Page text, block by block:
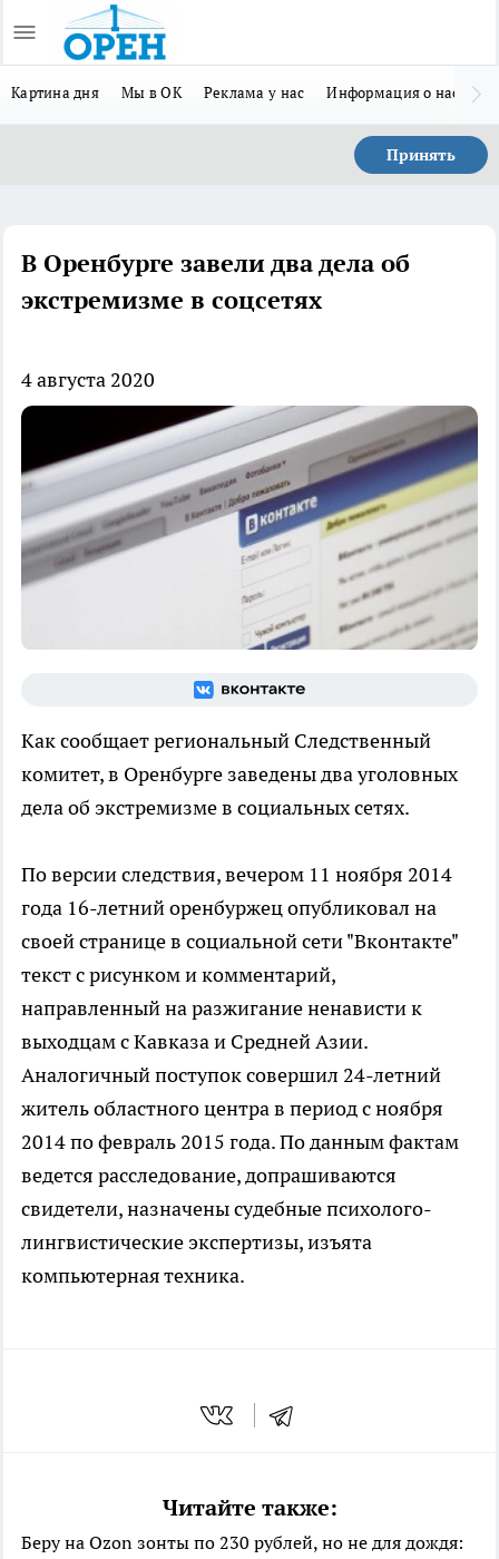
Картина дня Мы в ОК Реклама у нас Информация о нас
Принять
В Оренбурге завели два дела об
экстремизме в соцсетях
4 августа 2020
Как сообщает региональный Следственный
комитет, в Оренбурге заведены два уголовных
дела об экстремизме в социальных сетях.
По версии следствия, вечером 11 ноября 2014
года 16-летний оренбуржец опубликовал на
своей странице в социальной сети "Вконтакте"
текст с рисунком и комментарий,
направленный на разжигание ненависти к
выходцам с Кавказа и Средней Азии.
Аналогичный поступок совершил 24-летний
житель областного центра в период с ноября
2014 по февраль 2015 года. По данным фактам
ведется расследование, допрашиваются
свидетели, назначены судебные психолого-
лингвистические экспертизы, изъята
компьютерная техника.
Читайте также:
Беру на Ozon зонты по 230 рублей, но не для дождя: